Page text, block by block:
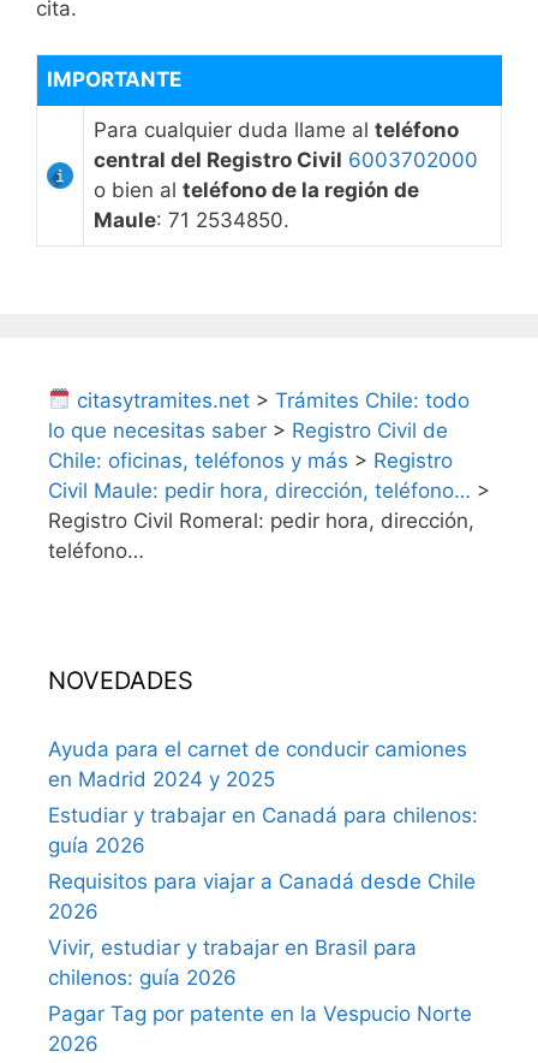
cita.
IMPORTANTE
Para cualquier duda llame al teléfono
central del Registro Civil 6003702000
o bien al teléfono de la región de
Maule: 71 2534850.
citasytramites.net >Trámites Chile: todo
lo que necesitas saber > Registro Civil de
Chile: oficinas, teléfonos y más > Registro
Civil Maule: pedir hora, dirección, teléfono… >
Registro Civil Romeral: pedir hora, dirección,
teléfono…
NOVEDADES
Ayuda para el carnet de conducir camiones
en Madrid 2024 y 2025
Estudiar y trabajar en Canadá para chilenos:
guía 2026
Requisitos para viajar a Canadá desde Chile
2026
Vivir, estudiar y trabajar en Brasil para
chilenos: guía 2026
Pagar Tag por patente en la Vespucio Norte
2026